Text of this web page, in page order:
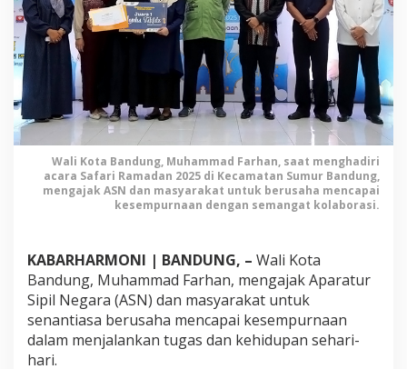
g
,
m
a
d
F
a
a
n
A
j
a
Wali Kota Bandung, Muhammad Farhan, saat menghadiri
acara Safari Ramadan 2025 di Kecamatan Sumur Bandung,
mengajak ASN dan masyarakat untuk berusaha mencapai
kesempurnaan dengan semangat kolaborasi.
KABARHARMONI | BANDUNG, – Wali Kota
Bandung, Muhammad Farhan, mengajak Aparatur
Sipil Negara (ASN) dan masyarakat untuk
senantiasa berusaha mencapai kesempurnaan
dalam menjalankan tugas dan kehidupan sehari-
hari.